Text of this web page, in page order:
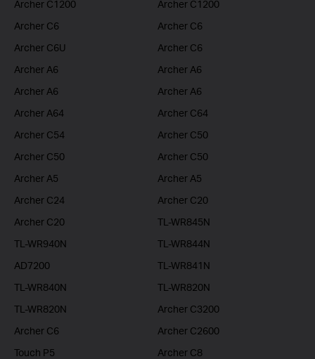
Archer C1200
Archer C1200
Archer C6
Archer C6
Archer C6U
Archer C6
Archer A6
Archer A6
Archer A6
Archer A6
Archer A64
Archer C64
Archer C54
Archer C50
Archer C50
Archer C50
Archer A5
Archer A5
Archer C24
Archer C20
Archer C20
TL-WR845N
TL-WR940N
TL-WR844N
AD7200
TL-WR841N
TL-WR840N
TL-WR820N
TL-WR820N
Archer C3200
Archer C6
Archer C2600
Touch P5
Archer C8